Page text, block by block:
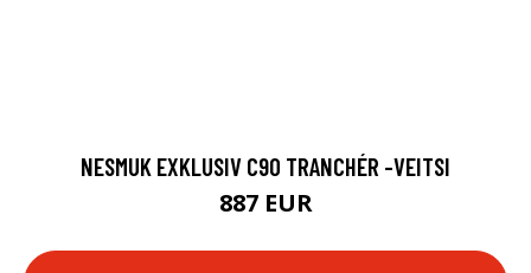
NESMUK EXKLUSIV C90 TRANCHÉR -VEITSI
887 EUR